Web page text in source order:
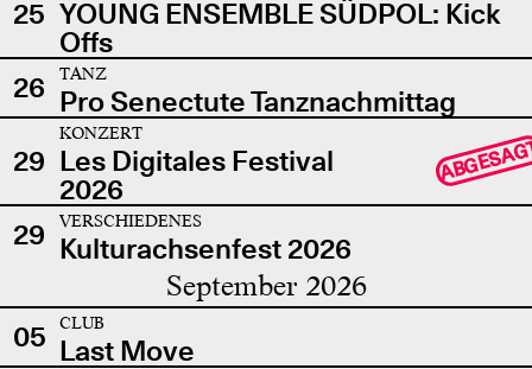
25 YOUNG ENSEMBLE SÜDPOL: Kick
Offs
26
TANZ
Pro Senectute Tanznachmittag
29
KONZERT
Les Digitales Festival
2026
29 VERSCHIEDENES
Kulturachsenfest 2026
September 2026
05 CLUB
Last Move